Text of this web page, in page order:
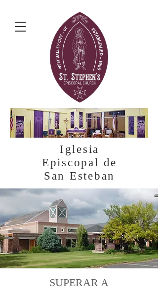
Iglesia
Episcopal de
San Esteban
SUPERAR A